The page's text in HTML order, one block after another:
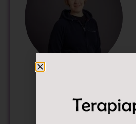
Faskiamanipulaatio